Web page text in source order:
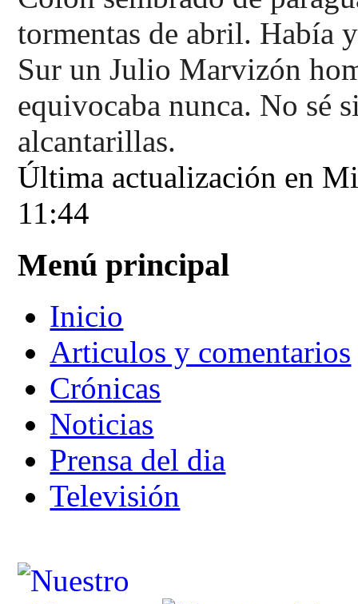
tormentas de abril. Había
Sur un Julio Marvizón
equivocaba nunca. No sé
alcantarillas.
Última actualización en
11:44
Menú principal
Inicio
Articulos y comentarios
Crónicas
Noticias
Prensa del dia
Televisión